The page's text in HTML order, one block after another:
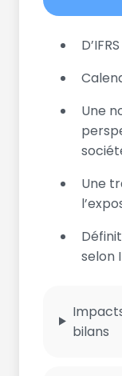
Une
Une
selon
bilans